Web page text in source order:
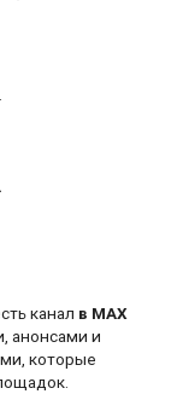
канал в MAX
анонсами и
которые